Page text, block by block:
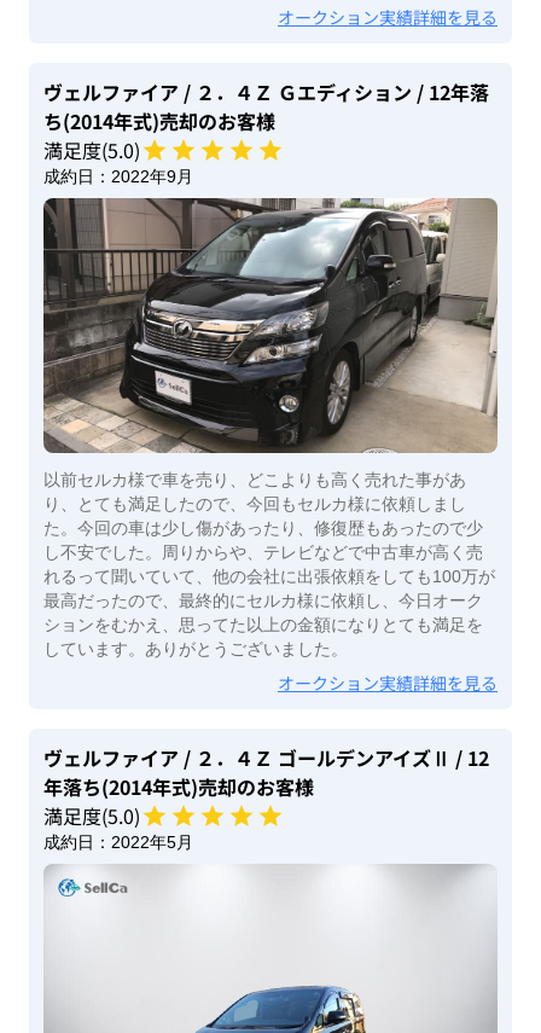
オークション実績詳細を見る
ヴェルファイア / ２．４Ｚ Ｇエディション / 12年落
ち(2014年式)売却のお客様
満足度(5.0)
成約日： 2022年9月
以前セルカ様で車を売り、どこよりも高く売れた事があ
り、とても満足したので、今回もセルカ様に依頼しまし
た。今回の車は少し傷があったり、修復歴もあったので少
し不安でした。周りからや、テレビなどで中古車が高く売
れるって聞いていて、他の会社に出張依頼をしても100万が
最高だったので、最終的にセルカ様に依頼し、今日オーク
ションをむかえ、思ってた以上の金額になりとても満足を
しています。ありがとうございました。
オークション実績詳細を見る
ヴェルファイア / ２．４Ｚ ゴールデンアイズⅡ / 12
年落ち(2014年式)売却のお客様
満足度(5.0)
成約日： 2022年5月